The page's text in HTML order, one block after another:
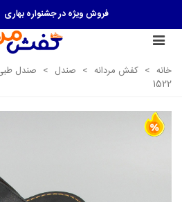
فروش ویژه در جشنواره بهاری
خانه > کفش مردانه > صندل >
1522